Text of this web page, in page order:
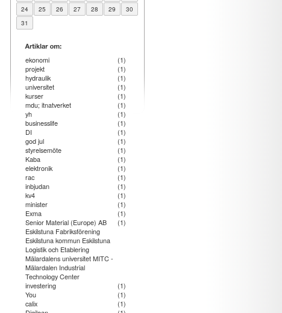
24
25 26 27 28 29
30
31
ekonomi
(1)
projekt
(1)
hydraulik
(1)
universitet
(1)
kurser
(1)
mdu; itnatverket
(1)
yh
(1)
businesslife
(1)
DI
(1)
god jul
(1)
styrelsemöte
(1)
Kaba
(1)
elektronik
(1)
rac
(1)
inbjudan
(1)
kv4
(1)
minister
(1)
Exma
(1)
Senior Material (Europe) AB
Eskilstuna Fabriksförening
Eskilstuna kommun Eskilstuna
Logistik och Etablering
Mälardalens universitet MITC -
Mälardalen Industrial
Technology Center
(1)
investering
(1)
You
(1)
calix
(1)